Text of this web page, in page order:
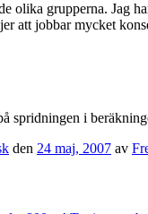
olika grupperna. Jag
att jobbar mycket
spridningen i
den 24 maj, 2007 av